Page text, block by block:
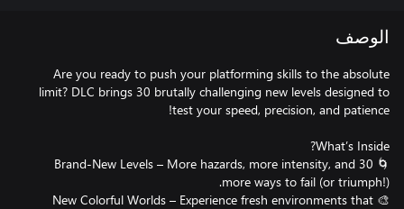
الوصف
Are you ready to push your platforming skills to the absolute
limit? DLC brings 30 brutally challenging new levels designed to
🌀 30 Brand-New Levels – More hazards, more intensity, and
🎨 New Colorful Worlds – Experience fresh environments that